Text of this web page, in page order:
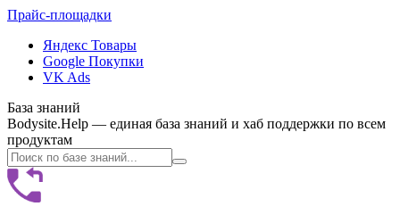
Прайс-площадки
Яндекс Товары
Google Покупки
VK Ads
База знаний
Bodysite.Help — единая база знаний и хаб поддержки по всем
продуктам